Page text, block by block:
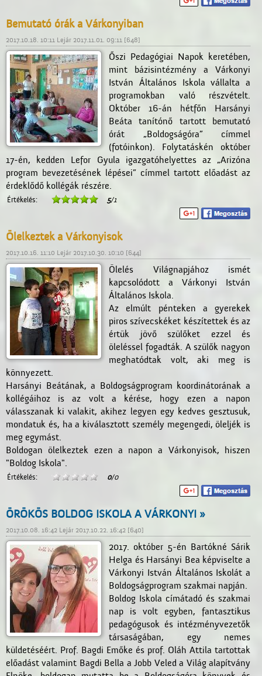
Bemutató órák a Várkonyiban
2017.10.18. 10:11 Lejár 2017.11.01. 09:11 [648]
Őszi Pedagógiai Napok keretében,
mint bázisintézmény a Várkonyi
István Általános Iskola vállalta a
programokban való részvételt.
Október 16-án hétfőn Harsányi
Beáta tanítónő tartott bemutató
órát „Boldogságóra” címmel
(fotóinkon). Folytatáskén október
17-én, kedden Lefor Gyula igazgatóhelyettes az „Arizóna
program bevezetésének lépései” címmel tartott előadást az
érdeklődő kollégák részére.
Értékelés: 5/1
Ölelkeztek a Várkonyisok
2017.10.16. 11:10 Lejár 2017.10.30. 10:10 [644]
Ölelés Világnapjához ismét
kapcsolódott a Várkonyi István
Általános Iskola.
Az elmúlt pénteken a gyerekek
piros szívecskéket készítettek és az
értük jövő szülőket ezzel és
öleléssel fogadták. A szülők nagyon
meghatódtak volt, aki meg is
könnyezett.
Harsányi Beátának, a Boldogságprogram koordinátorának a
kollégáihoz is az volt a kérése, hogy ezen a napon
válasszanak ki valakit, akihez legyen egy kedves gesztusuk,
mondatuk és, ha a kiválasztott személy megengedi, öleljék is
meg egymást.
Boldogan ölelkeztek ezen a napon a Várkonyisok, hiszen
"Boldog Iskola".
Értékelés: 0/0
ÖRÖKÖS BOLDOG ISKOLA A VÁRKONYI »
2017.10.08. 16:42 Lejár 2017.10.22. 16:42 [640]
2017. október 5-én Bartókné Sárik
Helga és Harsányi Bea képviselte a
Várkonyi István Általános Iskolát a
Boldogságprogram szakmai napján.
Boldog Iskola címátadó és szakmai
nap is volt egyben, fantasztikus
pedagógusok és intézményvezetők
társaságában, egy nemes
küldetéséért. Prof. Bagdi Emőke és prof. Oláh Attila tartottak
előadást valamint Bagdi Bella a Jobb Veled a Világ alapítvány